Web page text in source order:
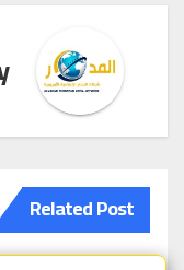
Related Post